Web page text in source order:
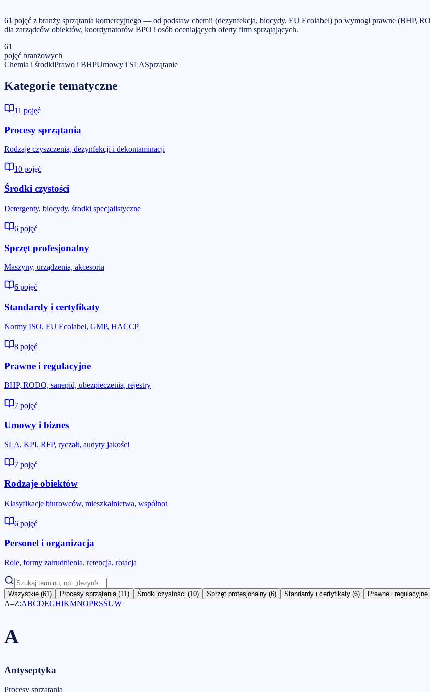
61 pojęć z branży sprzątania komercyjnego — od podstaw chemii (dezynfekcja, biocydy, EU Ecolabel) po wymogi prawne (BHP,
dla zarządców obiektów, koordynatorów BPO i osób oceniających oferty firm sprzątających.
61
pojęć branżowych
Chemia i środkiPrawo i BHPUmowy i SLASprzątanie
Kategorie tematyczne
11 pojęć
Procesy sprzątania
Rodzaje czyszczenia, dezynfekcji i dekontaminacji
10 pojęć
Środki czystości
Detergenty, biocydy, środki specjalistyczne
6 pojęć
Sprzęt profesjonalny
Maszyny, urządzenia, akcesoria
6 pojęć
Standardy i certyfikaty
Normy ISO, EU Ecolabel, GMP, HACCP
8 pojęć
Prawne i regulacyjne
BHP, RODO, sanepid, ubezpieczenia, rejestry
7 pojęć
Umowy i biznes
SLA, KPI, RFP, ryczałt, audyty jakości
7 pojęć
Rodzaje obiektów
Klasyfikacje biurowców, mieszkalnictwa, wspólnot
6 pojęć
Personel i organizacja
Role, formy zatrudnienia, retencja, rotacja
Wszystkie (61) Procesy sprzątania (11) Środki czystości (10) Sprzęt profesjonalny (6) Standardy i certyfikaty (6) Prawne i regulacyjne
A–Z:ABCDEGHIKMNOPRSŚUW
A
Antyseptyka
Procesy sprzątania